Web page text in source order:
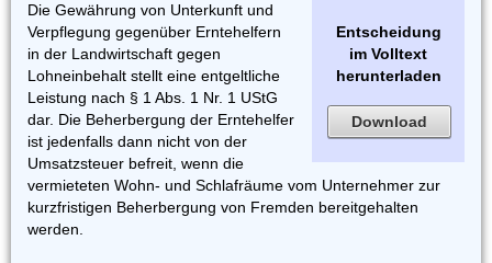
Entscheidung
im Volltext
herunterladen
Download
Die Gewährung von Unterkunft und
Verpflegung gegenüber Erntehelfern
in der Landwirtschaft gegen
Lohneinbehalt stellt eine entgeltliche
Leistung nach § 1 Abs. 1 Nr. 1 UStG
dar. Die Beherbergung der Erntehelfer
ist jedenfalls dann nicht von der
Umsatzsteuer befreit, wenn die
vermieteten Wohn- und Schlafräume vom Unternehmer zur
kurzfristigen Beherbergung von Fremden bereitgehalten
werden.